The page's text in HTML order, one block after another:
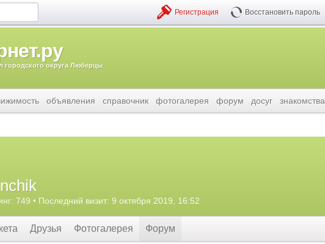
Регистрация Восстановить пароль
городского округа Люберцы
объявления справочник фотогалерея форум досуг знакомства
749 • Последний визит: 9 октября 2019, 16:52
Друзья Фотогалерея Форум